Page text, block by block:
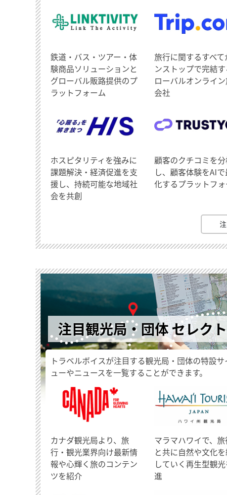
鉄道・バス・ツアー・体
験商品ソリューションと
グローバル販路提供のプ
ラットフォーム
旅行に関するすべて
ンストップで完結
ローバルオンライ
会社
ホスピタリティを強みに
課題解決・経済促進を支
援し、持続可能な地域社
会を共創
顧客のクチコミを
し、顧客体験をAI
化するプラットフ
注目観光局・団体 セレクト
トラベルボイスが注目する観光局・団体の特設
ューやニュースを一覧することができます。
​カナダ観光局より、旅
行・観光業界向け最新情
報や心輝く旅のコンテン
ツを紹介
マラマハワイで、
と共に自然や文化
していく再生型観
進